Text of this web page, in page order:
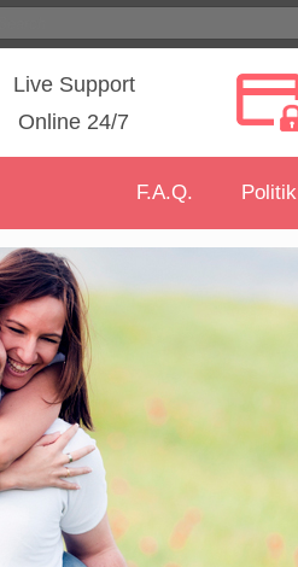
Live Support
Online 24/7
F.A.Q. Politik